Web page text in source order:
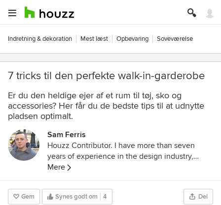
Indretning & dekoration Mest læst Opbevaring Soveværelse
7 tricks til den perfekte walk-in-garderobe
Er du den heldige ejer af et rum til tøj, sko og
accessories? Her får du de bedste tips til at udnytte
pladsen optimalt.
Sam Ferris
Houzz Contributor. I have more than seven
years of experience in the design industry,
including residential renovation, cabinet, and
flooring design. I currently work for RVK
Architecture, a professional design firm that
delivers successful architecture, interior design,
Mere
Gem Synes godt om 4 Del